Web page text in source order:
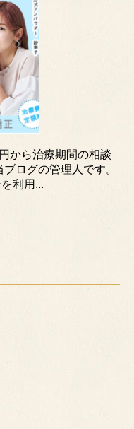
から治療期間の相談
ログの管理人です。
利用...